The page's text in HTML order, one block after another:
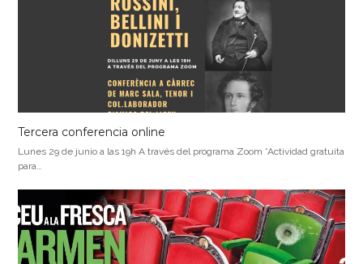
Tercera conferencia online
Lunes 29 de junio a las 19h A través del programa Zoom *Actividad gratuita
para…